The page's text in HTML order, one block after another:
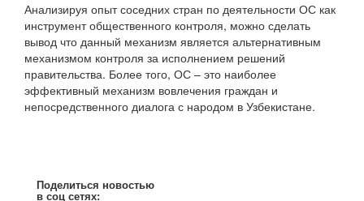
Анализируя опыт соседних стран по деятельности ОС как
инструмент общественного контроля, можно сделать
вывод что данный механизм является альтернативным
механизмом контроля за исполнением решений
правительства. Более того, ОС – это наиболее
эффективный механизм вовлечения граждан и
непосредственного диалога с народом в Узбекистане.
Поделиться новостью
в соц сетях: